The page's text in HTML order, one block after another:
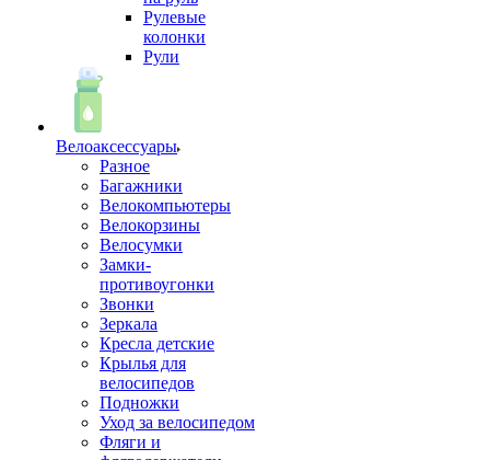
Рулевые
колонки
Рули
Велоаксессуары
Разное
Багажники
Велокомпьютеры
Велокорзины
Велосумки
Замки-
противоугонки
Звонки
Зеркала
Кресла детские
Крылья для
велосипедов
Подножки
Уход за велосипедом
Фляги и